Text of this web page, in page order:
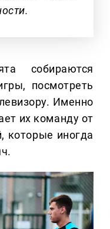
собираются
посмотреть
Именно
их команду от
которые иногда